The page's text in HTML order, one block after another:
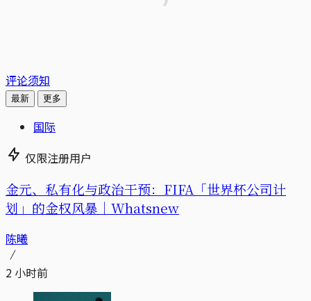
评论须知
最新 更多
国际
仅限注册用户
金元、私有化与政治干预：FIFA「世界杯公司计
划」的金权风暴｜Whatsnew
陈曦
2 小时前